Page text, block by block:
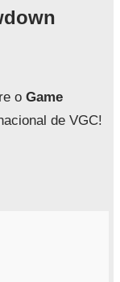
o Game
de VGC!